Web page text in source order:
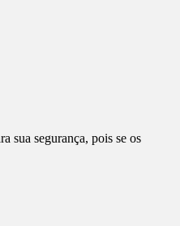
sua segurança, pois se os